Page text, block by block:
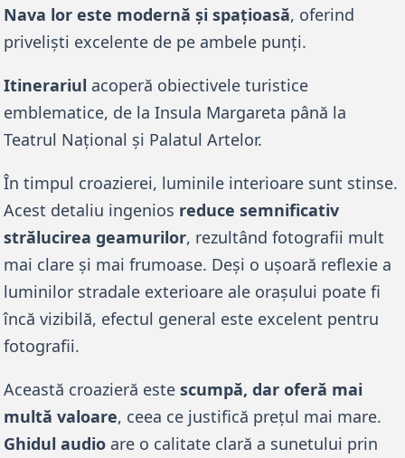
Nava lor este modernă și spațioasă, oferind
priveliști excelente de pe ambele punți.
Itinerariul acoperă obiectivele turistice
emblematice, de la Insula Margareta până la
Teatrul Național și Palatul Artelor.
În timpul croazierei, luminile interioare sunt stinse.
Acest detaliu ingenios reduce semnificativ
strălucirea geamurilor, rezultând fotografii mult
mai clare și mai frumoase. Deși o ușoară reflexie a
luminilor stradale exterioare ale orașului poate fi
încă vizibilă, efectul general este excelent pentru
fotografii.
Această croazieră este scumpă, dar oferă mai
multă valoare
Ghidul audio are o calitate clară a sunetului prin